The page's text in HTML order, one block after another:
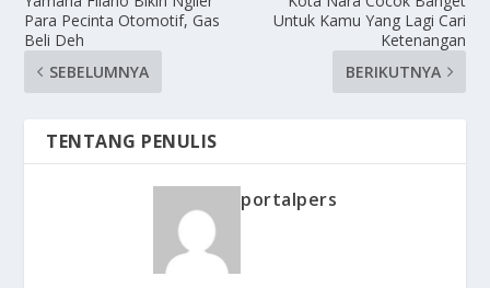
Para Pecinta Otomotif, Gas
Beli Deh
SEBELUMNYA
Untuk Kamu Yang Lagi Cari
Ketenangan
BERIKUTNYA
TENTANG PENULIS
portalpers